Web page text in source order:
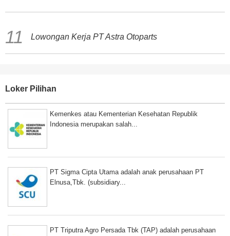
Lowongan Kerja PT Astra Otoparts
Loker Pilihan
Kemenkes atau Kementerian Kesehatan Republik
Indonesia merupakan salah...
PT Sigma Cipta Utama adalah anak perusahaan PT
Elnusa,Tbk. (subsidiary...
PT Triputra Agro Persada Tbk (TAP) adalah perusahaan